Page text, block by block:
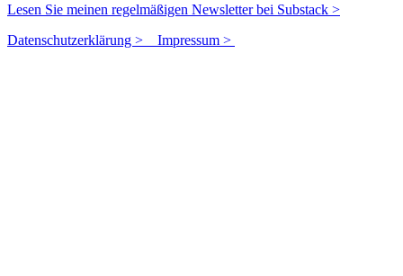
Lesen Sie meinen regelmäßigen Newsletter bei Substack >
Datenschutzerklärung > Impressum >